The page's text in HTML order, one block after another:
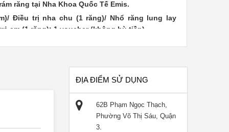
răng tại Nha Khoa Quốc Tế Emis.
Điều trị nha chu (1 răng)/ Nhổ răng lung lay
em (1 răng): 1 voucher (không bù tiền).
tuần (trừ Lễ). Giờ áp dụng: thứ hai đến thứ bảy:
tối đa 01 phiếu/ 01 gói dịch vụ (không bù tiền).
chương trình khuyến mãi khác.
khi đến để được phục vụ tốt nhất.
ĐỊA ĐIỂM SỬ DỤNG
62B Phạm Ngọc Thạch,
Phường Võ Thị Sáu, Quận
3.